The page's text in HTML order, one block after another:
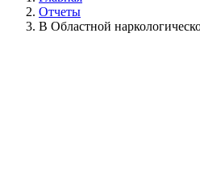
Отчеты
В Областной